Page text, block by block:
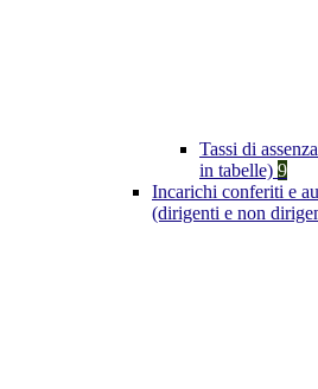
Tassi di
in tabelle) 9
Incarichi conferiti e
(dirigenti e non